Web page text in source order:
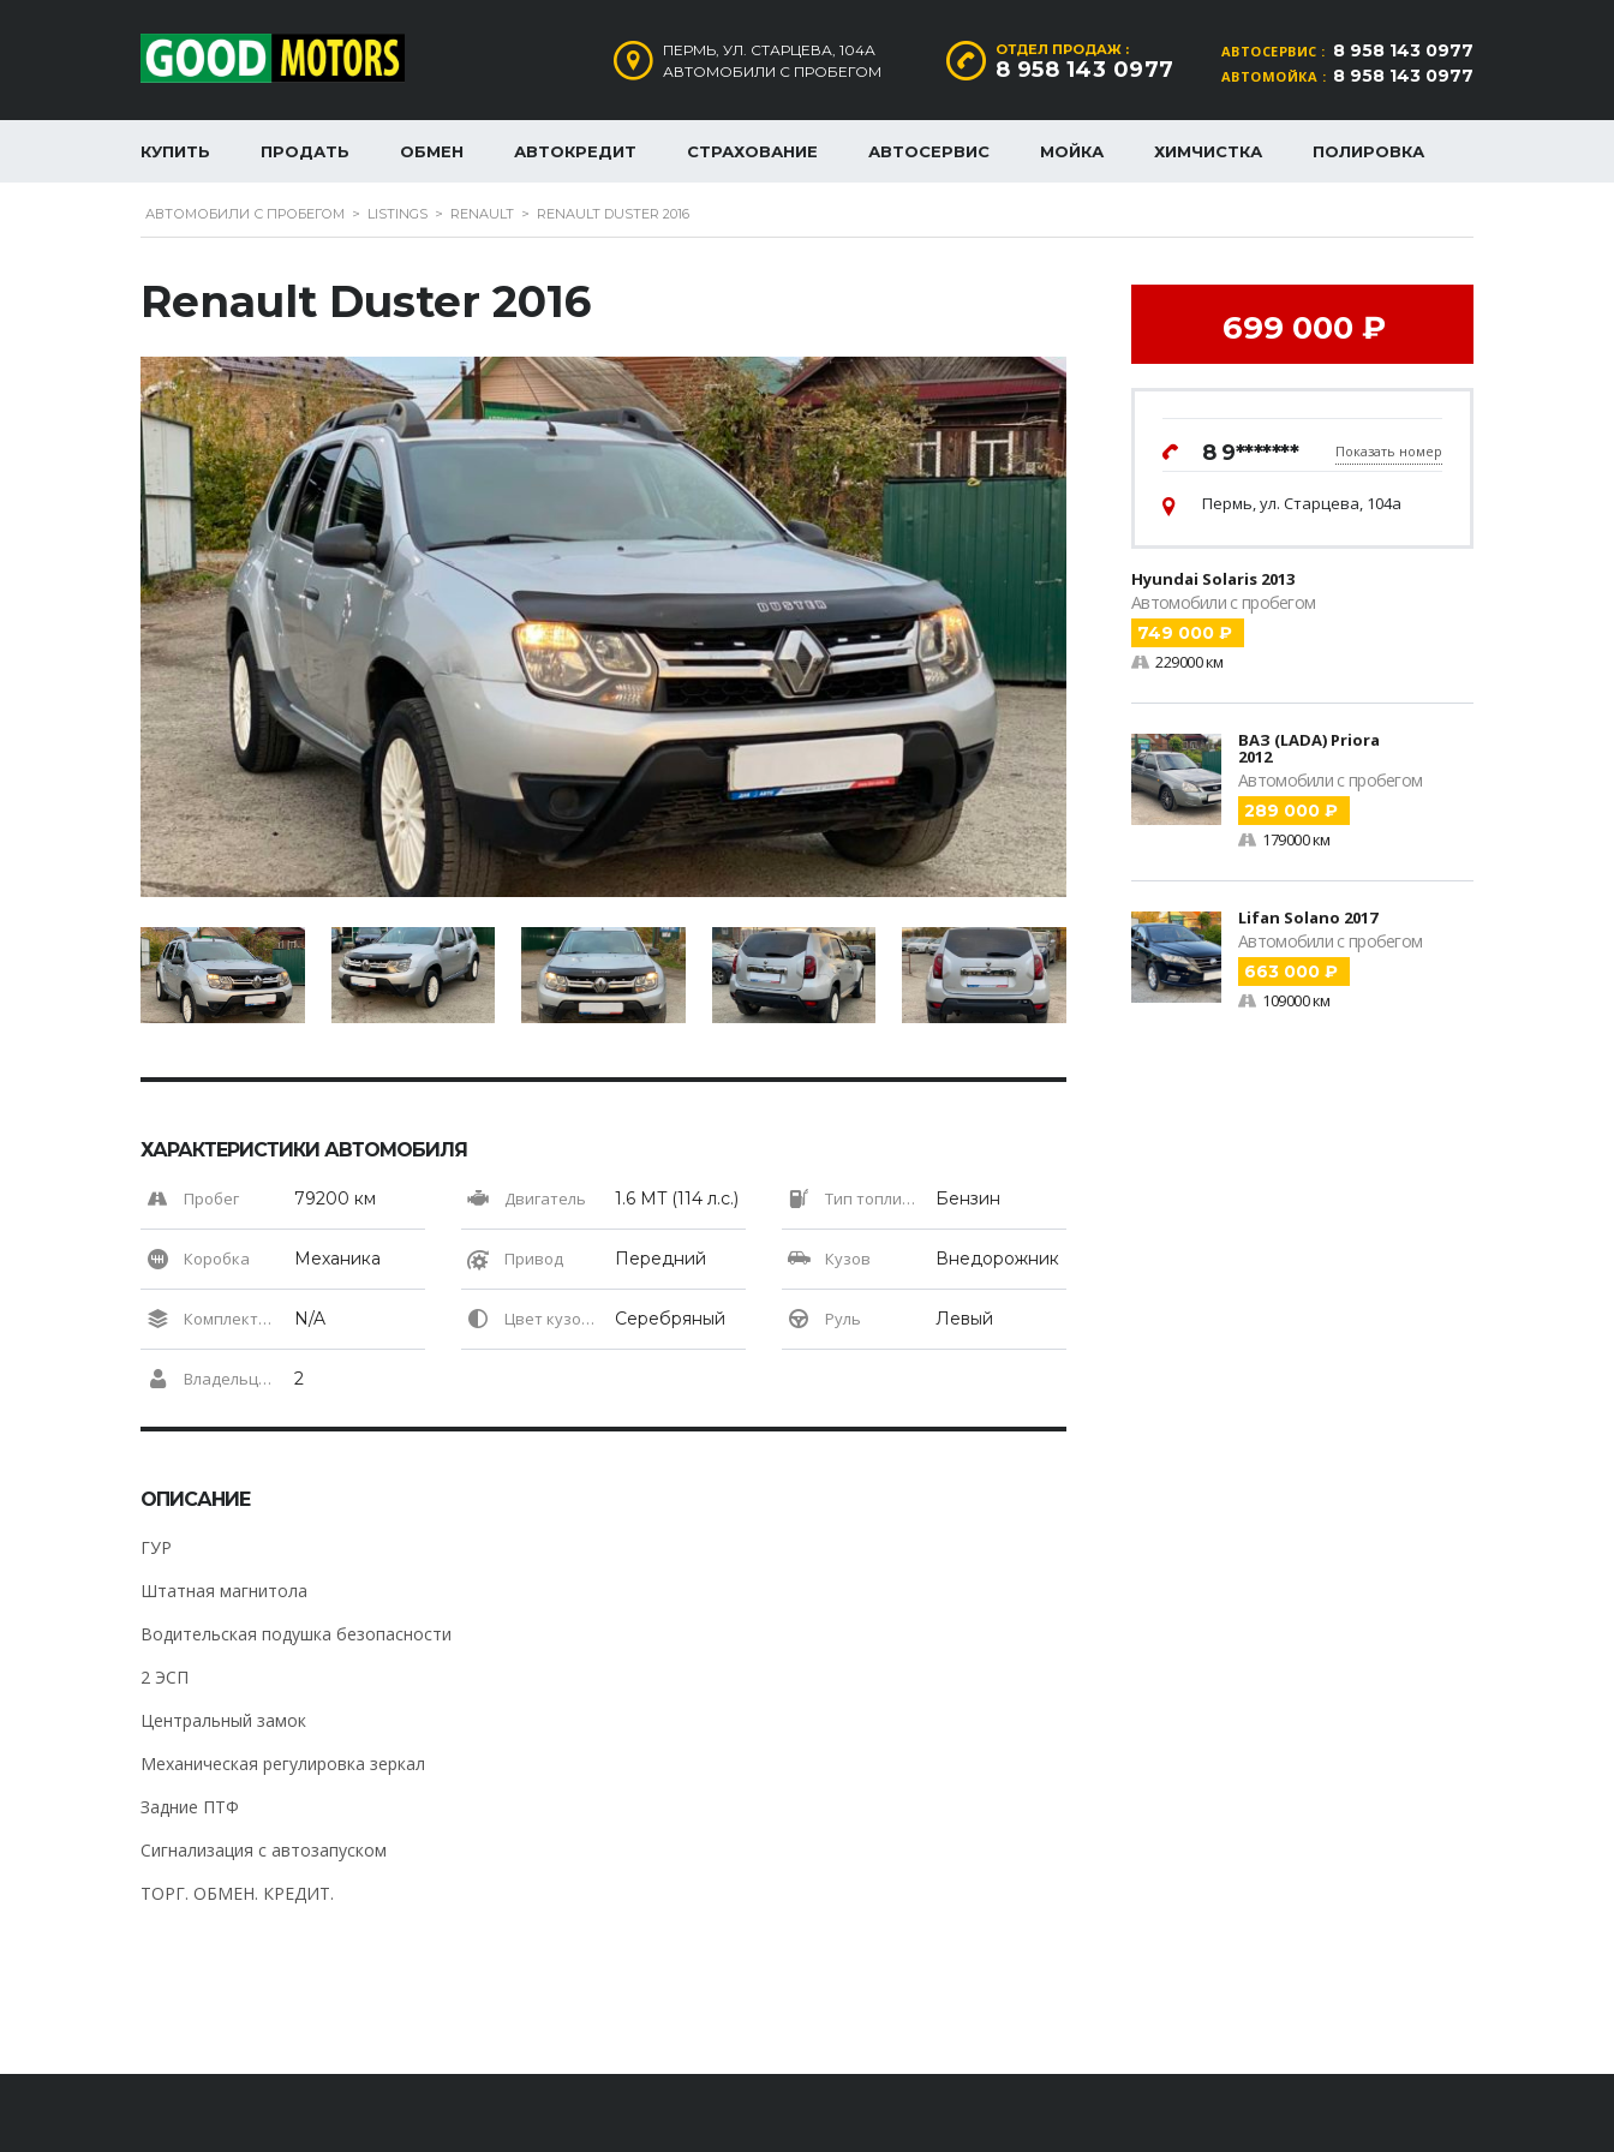
АВТОСЕРВИС : 8 958 143 0977
АВТОМОЙКА : 8 958 143 0977
ОТДЕЛ ПРОДАЖ :
8 958 143 0977
ПЕРМЬ, УЛ. СТАРЦЕВА, 104А
АВТОМОБИЛИ С ПРОБЕГОМ
КУПИТЬ ПРОДАТЬ ОБМЕН АВТОКРЕДИТ СТРАХОВАНИЕ АВТОСЕРВИС МОЙКА ХИМЧИСТКА ПОЛИРОВКА
АВТОМОБИЛИ С ПРОБЕГОМ > LISTINGS > RENAULT > RENAULT DUSTER 2016
Renault Duster 2016
ХАРАКТЕРИСТИКИ АВТОМОБИЛЯ
Пробег 79200 км Двигатель 1.6 MT (114 л.с.) Тип топлива Бензин
Коробка Механика Привод Передний Кузов Внедорожник
Комплектация N/A Цвет кузова Серебряный Руль Левый
Владельцев по ПТС 2
ОПИСАНИЕ
ГУР
Штатная магнитола
Водительская подушка безопасности
2 ЭСП
Центральный замок
Механическая регулировка зеркал
Задние ПТФ
Сигнализация с автозапуском
ТОРГ. ОБМЕН. КРЕДИТ.
699 000 ₽
8 9******* Показать номер
Пермь, ул. Старцева, 104а
Hyundai Solaris 2013
Автомобили с пробегом
749 000 ₽
229000 км
ВАЗ (LADA) Priora
2012
Автомобили с пробегом
289 000 ₽
179000 км
Lifan Solano 2017
Автомобили с пробегом
663 000 ₽
109000 км